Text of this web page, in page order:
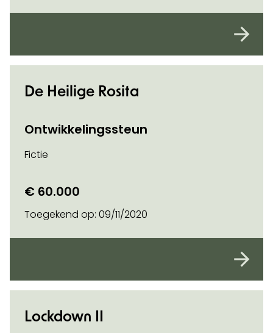
De Heilige Rosita
Ontwikkelingssteun
Fictie
€ 60.000
Toegekend op: 09/11/2020
Lockdown II